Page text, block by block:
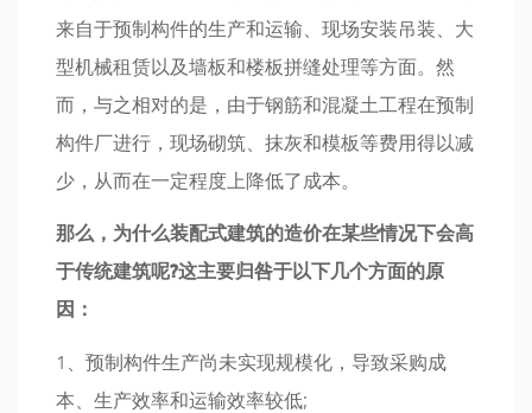
来自于预制构件的生产和运输、现场安装吊装、大
型机械租赁以及墙板和楼板拼缝处理等方面。然
而，与之相对的是，由于钢筋和混凝土工程在预制
构件厂进行，现场砌筑、抹灰和模板等费用得以减
少，从而在一定程度上降低了成本。
那么，为什么装配式建筑的造价在某些情况下会高
于传统建筑呢?这主要归咎于以下几个方面的原
因：
1、预制构件生产尚未实现规模化，导致采购成
本、生产效率和运输效率较低;